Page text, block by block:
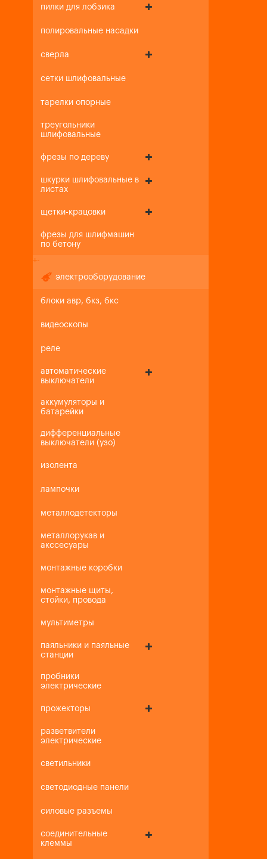
пилки для лобзика
полировальные насадки
сверла
сетки шлифовальные
тарелки опорные
треугольники
шлифовальные
фрезы по дереву
шкурки шлифовальные в
листах
щетки-крацовки
фрезы для шлифмашин
по бетону
+-
электрооборудование
блоки авр, бкз, бкс
видеоскопы
реле
автоматические
выключатели
аккумуляторы и
батарейки
дифференциальные
выключатели (узо)
изолента
лампочки
металлодетекторы
металлорукав и
акссесуары
монтажные коробки
монтажные щиты,
стойки, провода
мультиметры
паяльники и паяльные
станции
пробники
электрические
прожекторы
разветвители
электрические
светильники
светодиодные панели
силовые разъемы
соединительные
клеммы